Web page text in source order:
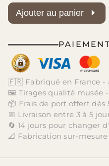
Ajouter au panier
🇫🇷 Fabriqué en France -
🖼️ Tirages qualité musée
📦 Frais de port offert dès
📅 Livraison entre 3 à 5
🔄 14 jours pour changer
📐 Fabrication sur-